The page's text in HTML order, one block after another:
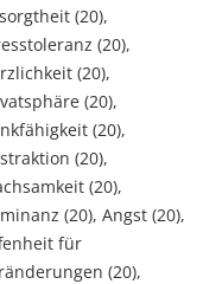
(20),
(20),
(20),
(20),
(20),
(20),
(20),
(20), Angst (20),
für
(20),